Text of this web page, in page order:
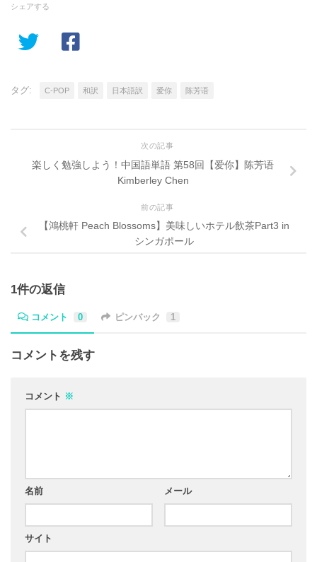
シェアする
タグ: C-POP 和訳 日本語訳 爱你 陈芳语
次の記事
楽しく勉強しよう！中国語単語 第58回【爱你】陈芳语
Kimberley Chen
前の記事
【鴻桃軒 Peach Blossoms】美味しいホテル飲茶Part3 in
シンガポール
1件の返信
コメント 0 ピンバック 1
コメントを残す
コメント ※
名前 メール
サイト